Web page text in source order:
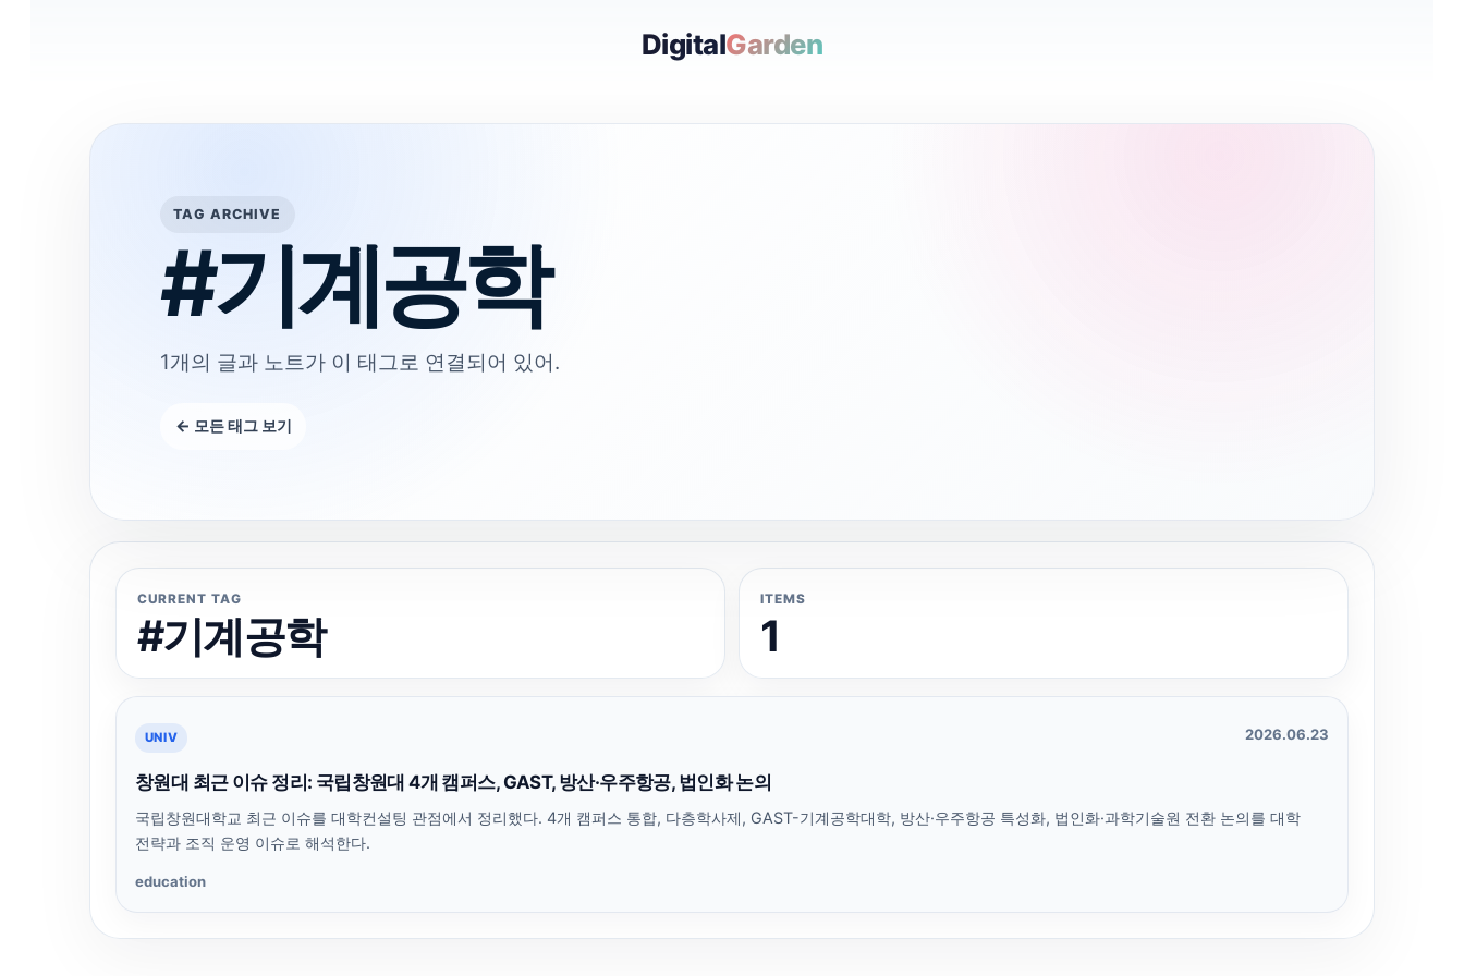
DigitalGarden
TAG ARCHIVE
#기계공학
1개의 글과 노트가 이 태그로 연결되어 있어.
← 모든 태그 보기
CURRENT TAG
#기계공학
ITEMS
1
UNIV 2026.06.23
창원대 최근 이슈 정리: 국립창원대 4개 캠퍼스, GAST, 방산·우주항공, 법인화 논의
국립창원대학교 최근 이슈를 대학컨설팅 관점에서 정리했다. 4개 캠퍼스 통합, 다층학사제, GAST-기계공학대학, 방산·우주항공 특성화, 법인화·과학기술원 전환 논의를 대학
전략과 조직 운영 이슈로 해석한다.
education